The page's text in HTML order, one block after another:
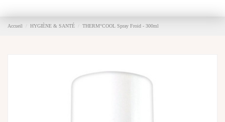
Accueil HYGIÈNE & SANTÉ THERM°COOL Spray Froid - 300ml